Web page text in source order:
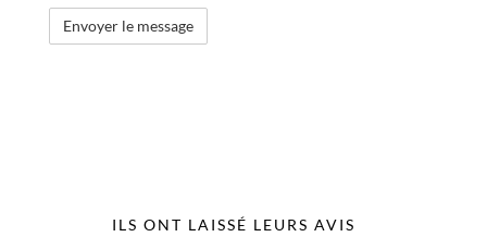
ILS ONT LAISSÉ LEURS AVIS